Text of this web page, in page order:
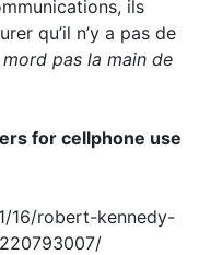
ils
qu’il n’y a pas de
pas la main de
for cellphone use
16/robert-kennedy-